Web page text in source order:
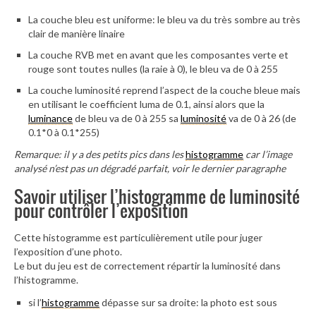
La couche bleu est uniforme: le bleu va du très sombre au très
clair de manière linaire
La couche RVB met en avant que les composantes verte et
rouge sont toutes nulles (la raie à 0), le bleu va de 0 à 255
La couche luminosité reprend l’aspect de la couche bleue mais
en utilisant le coefficient luma de 0.1, ainsi alors que la
luminancede bleu va de 0 à 255 sa luminositéva de 0 à 26 (de
0.1*0 à 0.1*255)
Remarque: il y a des petits pics dans leshistogramme car l’image
analysé n’est pas un dégradé parfait, voir le dernier paragraphe
Savoir utiliser l’histogramme de luminosité
pour contrôler l’exposition
Cette histogramme est particulièrement utile pour juger
l’exposition d’une photo.
Le but du jeu est de correctement répartir la luminosité dans
l’histogramme.
si l’histogrammedépasse sur sa droite: la photo est sous